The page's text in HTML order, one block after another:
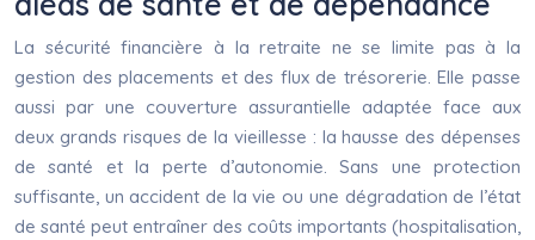
La sécurité financière à la retraite ne se limite pas à la
gestion des placements et des flux de trésorerie. Elle passe
aussi par une couverture assurantielle adaptée face aux
deux grands risques de la vieillesse : la hausse des dépenses
de santé et la perte d’autonomie. Sans une protection
suffisante, un accident de la vie ou une dégradation de l’état
de santé peut entraîner des coûts importants (hospitalisation,